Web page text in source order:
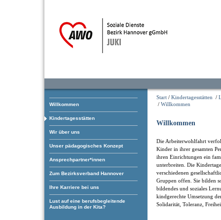
Willkommen
Kindertagesstätten
Wir über uns
Unser pädagogisches Konzept
Ansprechpartner*innen
Zum Bezirksverband Hannover
Ihre Karriere bei uns
Lust auf eine berufsbegleitende
Ausbildung in der Kita?
Start / Kindertagesstätten /
/ Willkommen
Willkommen
Die Arbeiterwohlfahrt
Kinder in ihrer gesamten
ihren Einrichtungen ein
unterbreiten. Die
verschiedenen
Gruppen offen. Sie bilden
bildendes und soziales
kindgerechte Umsetzung
Solidarität, Toleranz,